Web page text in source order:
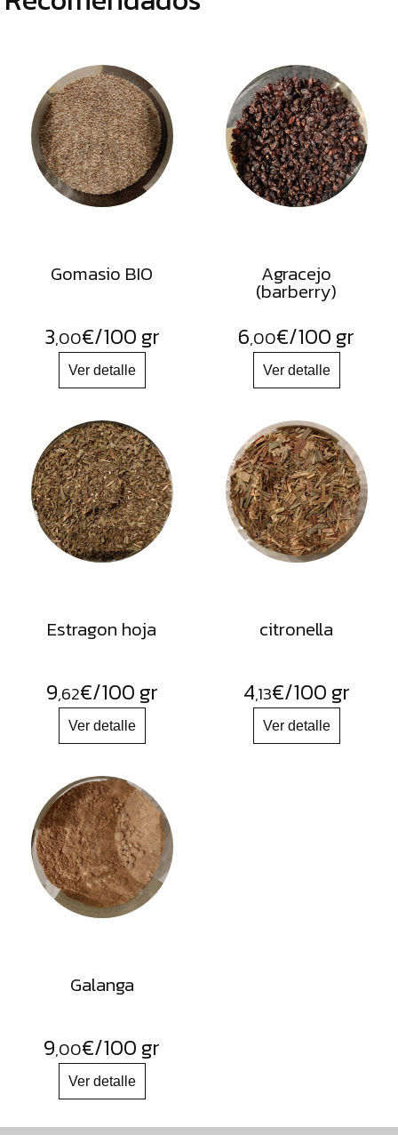
Gomasio BIO
3,00€/100 gr
Agracejo
(barberry)
6,00€/100 gr
Estragon hoja
9,62€/100 gr
citronella
4,13€/100 gr
Galanga
9,00€/100 gr